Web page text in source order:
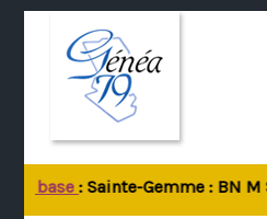
base: Sainte-Gemme : BN M